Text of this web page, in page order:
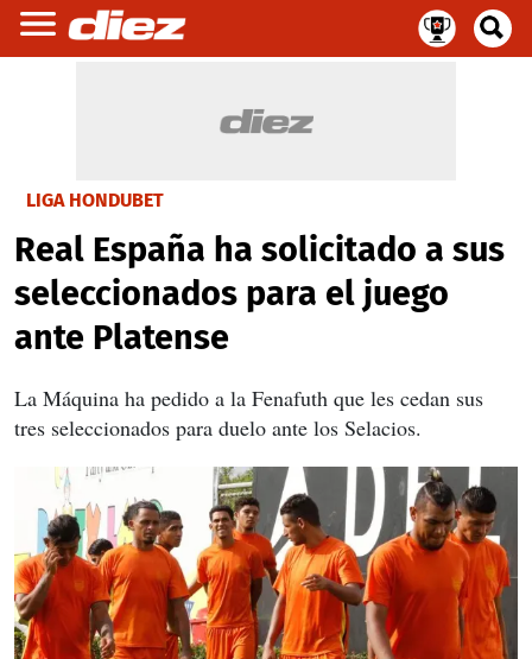
LIGA HONDUBET
Real España ha solicitado a sus
seleccionados para el juego
ante Platense
La Máquina ha pedido a la Fenafuth que les cedan sus
tres seleccionados para duelo ante los Selacios.